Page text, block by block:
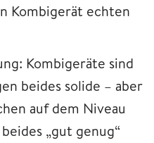
Kombigerät echten
Kombigeräte sind
beides solide – aber
auf dem Niveau
„gut genug“